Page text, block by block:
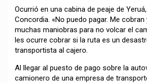
Ocurrió en una cabina de peaje de
Concordia. «No puedo pagar. Me
muchas maniobras para no volcar el
les ocurre cobrar si la ruta es un
transportista al cajero.
Al llegar al puesto de pago sobre la
camionero de una empresa de